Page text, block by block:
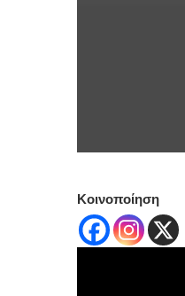
Κοινοποίηση